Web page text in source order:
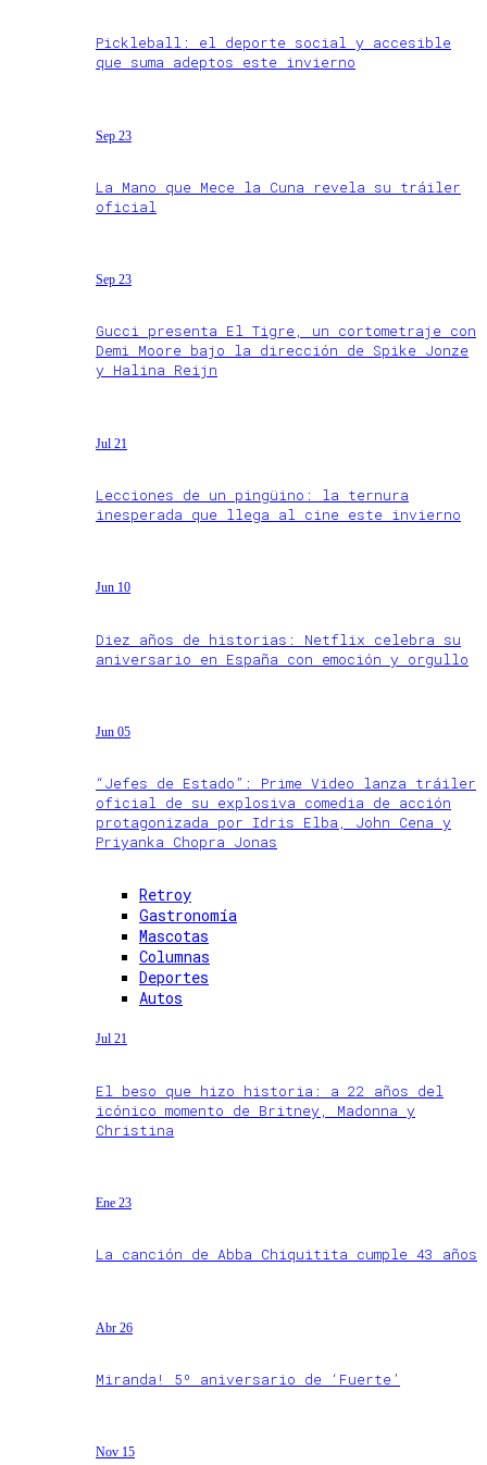
Pickleball: el deporte social y accesible
que suma adeptos este invierno
Sep 23
La Mano que Mece la Cuna revela su tráiler
oficial
Sep 23
Gucci presenta El Tigre, un cortometraje con
Demi Moore bajo la dirección de Spike Jonze
y Halina Reijn
Jul 21
Lecciones de un pingüino: la ternura
inesperada que llega al cine este invierno
Jun 10
Diez años de historias: Netflix celebra su
aniversario en España con emoción y orgullo
Jun 05
“Jefes de Estado”: Prime Video lanza tráiler
oficial de su explosiva comedia de acción
protagonizada por Idris Elba, John Cena y
Priyanka Chopra Jonas
Retroy
Gastronomía
Mascotas
Columnas
Deportes
Autos
Jul 21
El beso que hizo historia: a 22 años del
icónico momento de Britney, Madonna y
Christina
Ene 23
La canción de Abba Chiquitita cumple 43 años
Abr 26
Miranda! 5º aniversario de ‘Fuerte’
Nov 15